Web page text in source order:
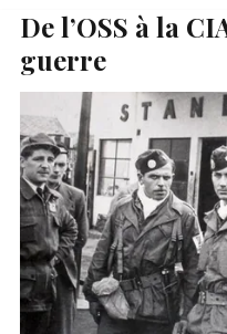
De l’OSS à la
guerre